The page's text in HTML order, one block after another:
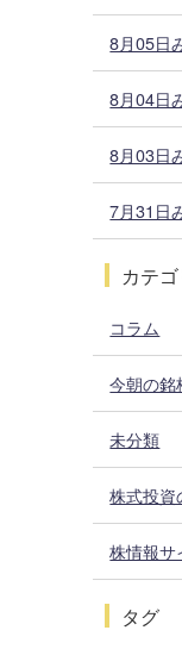
8月05日
8月04日
8月03日
7月31日
カテ
コラム
今朝の銘
未分類
株式投資
株情報サ
タグ